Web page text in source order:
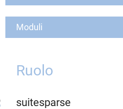
Moduli
Ruolo
suitesparse